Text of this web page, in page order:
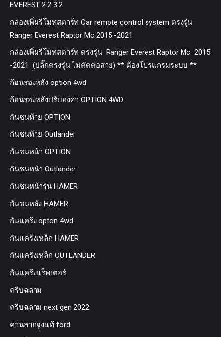
EVEREST 2.2 3.2
กล่องเพิ่มรีโมทสตาร์ท Car remote control system ตรงรุ่น
Ranger Everest Raptor Mc 2015 -2021
กล่องเพิ่มรีโมทสตาร์ท ตรงรุ่น Ranger Everest Raptor Mc 2015
-2021 (ปลั๊กตรงรุ่น ไม่ตัดต่อสาย) ** ต้องโปรแกรมระบบ **
ก้อนรองหลัง option 4wd
ก้อนรองหลังปรับองศา OPTION 4WD
กันชนท้าย OPTION
กันชนท้าย Outlander
กันชนหน้า OPTION
กันชนหน้า Outlander
กันชนหน้ารุ่น HAMER
กันชนหลัง HAMER
กันแคร้ง opton 4wd
กันแคร้งเหล็ก HAMER
กันแคร้งเหล็ก OUTLANDER
กันแคร้งแร็พเตอร์
ครีบฉลาม
ครีบฉลาม next gen 2022
คานลากจูงแท้ ford